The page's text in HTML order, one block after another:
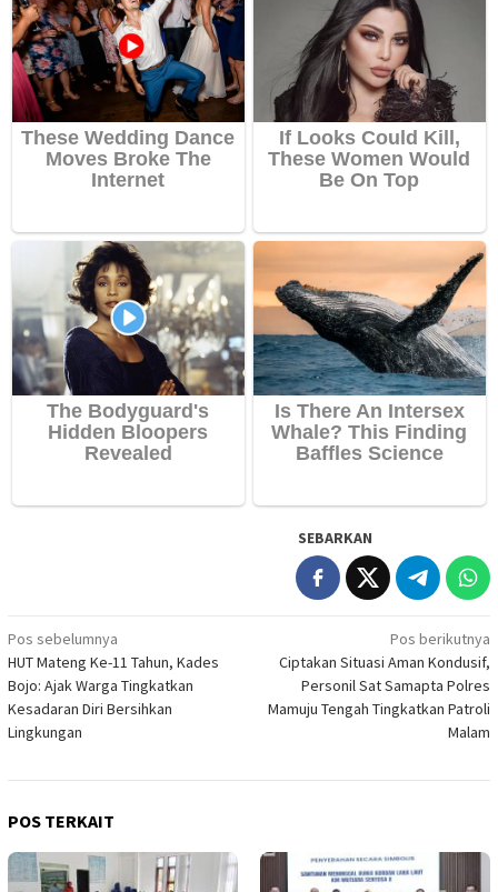
SEBARKAN
Navigasi
pos
Pos sebelumnya
HUT Mateng Ke-11 Tahun, Kades
Bojo: Ajak Warga Tingkatkan
Kesadaran Diri Bersihkan
Lingkungan
Pos berikutnya
Ciptakan Situasi Aman Kondusif,
Personil Sat Samapta Polres
Mamuju Tengah Tingkatkan Patroli
Malam
POS TERKAIT